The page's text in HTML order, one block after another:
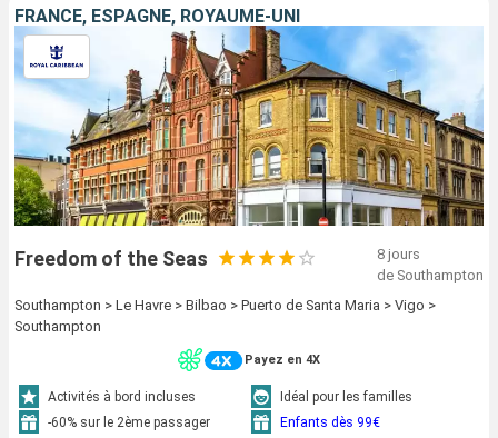
FRANCE, ESPAGNE, ROYAUME-UNI
Freedom of the Seas
8 jours
de Southampton
Southampton > Le Havre > Bilbao > Puerto de Santa Maria > Vigo >
Southampton
Payez en 4X
Activités à bord incluses
Idéal pour les familles
-60% sur le 2ème passager
Enfants dès 99€